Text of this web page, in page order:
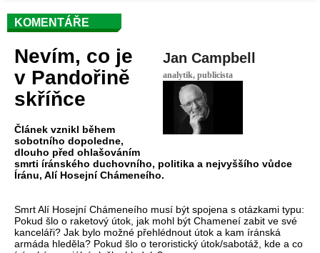
KOMENTÁŘE
Jan Campbell
analytik, publicista
Nevím, co je
v Pandořině
skříňce
Článek vznikl během
sobotního dopoledne,
dlouho před ohlašováním
smrti íránského duchovního, politika a nejvyššího vůdce
Íránu, Alí Hosejní Chámeneího.
Smrt Alí Hosejní Chámeneího musí být spojena s otázkami typu:
Pokud šlo o raketový útok, jak mohl být Chameneí zabit ve své
kanceláři? Jak bylo možné přehlédnout útok a kam íránská
armáda hleděla? Pokud šlo o teroristický útok/sabotáž, kde a co